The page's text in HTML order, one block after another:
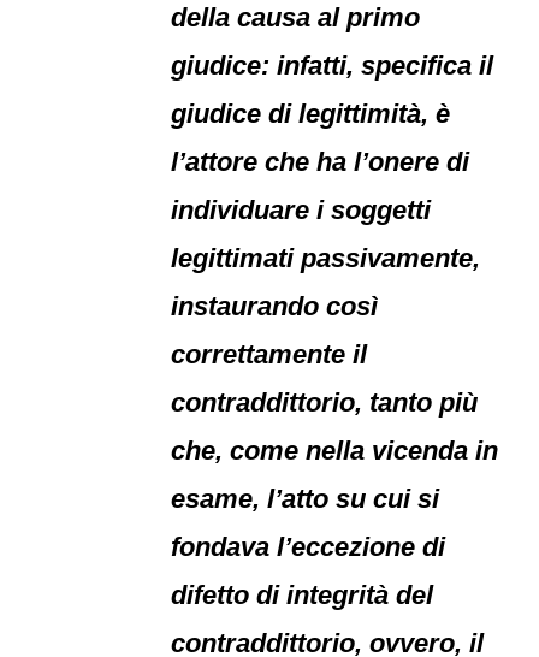
della causa al primo
giudice: infatti, specifica il
giudice di legittimità, è
l’attore che ha l’onere di
individuare i soggetti
legittimati passivamente,
instaurando così
correttamente il
contraddittorio, tanto più
che, come nella vicenda in
esame, l’atto su cui si
fondava l’eccezione di
difetto di integrità del
contraddittorio, ovvero, il